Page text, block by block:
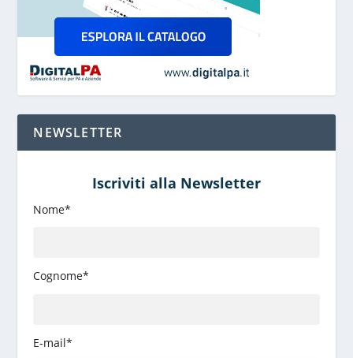
NEWSLETTER
Iscriviti alla Newsletter
Nome*
Cognome*
E-mail*